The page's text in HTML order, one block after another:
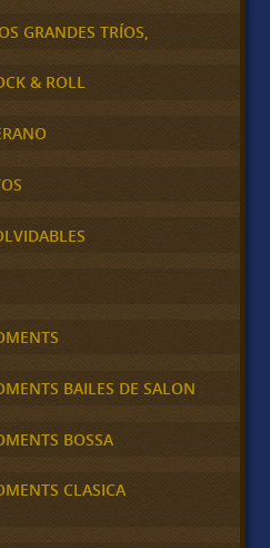
GRANDES TRÍOS,
& ROLL
BAILES DE SALON
BOSSA
CLASICA